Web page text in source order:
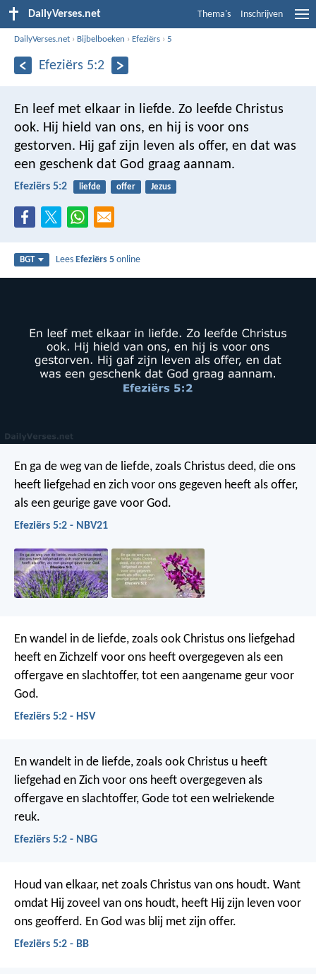
DailyVerses.net Thema's Inschrijven
DailyVerses.net › Bijbelboeken › Efeziërs ›5
Efeziërs 5:2
En leef met elkaar in liefde. Zo leefde Christus
ook. Hij hield van ons, en hij is voor ons
gestorven. Hij gaf zijn leven als offer, en dat was
een geschenk dat God graag aannam.
Efeziërs 5:2 liefde offer Jezus
BGT LeesEfeziërs 5 online
En ga de weg van de liefde, zoals Christus deed, die ons
heeft liefgehad en zich voor ons gegeven heeft als offer,
als een geurige gave voor God.
Efeziërs 5:2 - NBV21
En wandel in de liefde, zoals ook Christus ons liefgehad
heeft en Zichzelf voor ons heeft overgegeven als een
offergave en slachtoffer, tot een aangename geur voor
God.
Efeziërs 5:2 - HSV
En wandelt in de liefde, zoals ook Christus u heeft
liefgehad en Zich voor ons heeft overgegeven als
offergave en slachtoffer, Gode tot een welriekende
reuk.
Efeziërs 5:2 - NBG
Houd van elkaar, net zoals Christus van ons houdt. Want
omdat Hij zoveel van ons houdt, heeft Hij zijn leven voor
ons geofferd. En God was blij met zijn offer.
Efeziërs 5:2 - BB